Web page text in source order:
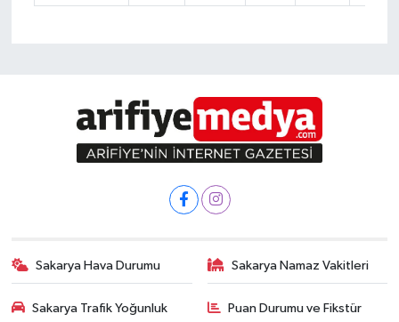
Sakarya Hava Durumu Sakarya Namaz Vakitleri
Sakarya Trafik Yoğunluk
Puan Durumu ve Fikstür